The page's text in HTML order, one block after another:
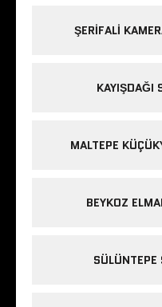
ŞERIFALI
KAYIŞDAĞI
MALTEPE
BEYKOZ